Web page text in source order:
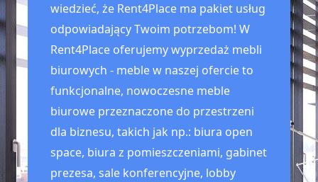
wiedzieć, że Rent4Place ma pakiet usług
odpowiadający Twoim potrzebom! W
Rent4Place oferujemy wyprzedaż mebli
biurowych - meble w naszej ofercie to
funkcjonalne, nowoczesne meble
biurowe przeznaczone do przestrzeni
dla biznesu, takich jak np.: biura open
space, biura z pomieszczeniami, gabinet
prezesa, sale konferencyjne, lobby